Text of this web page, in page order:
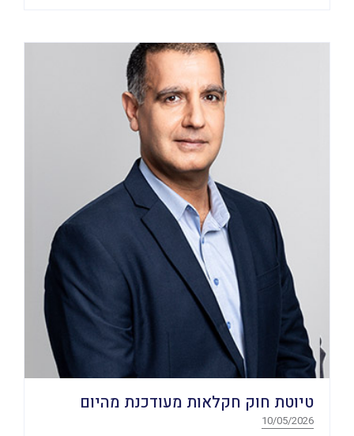
טיוטת חוק חקלאות מעודכנת מהיום
10/05/2026